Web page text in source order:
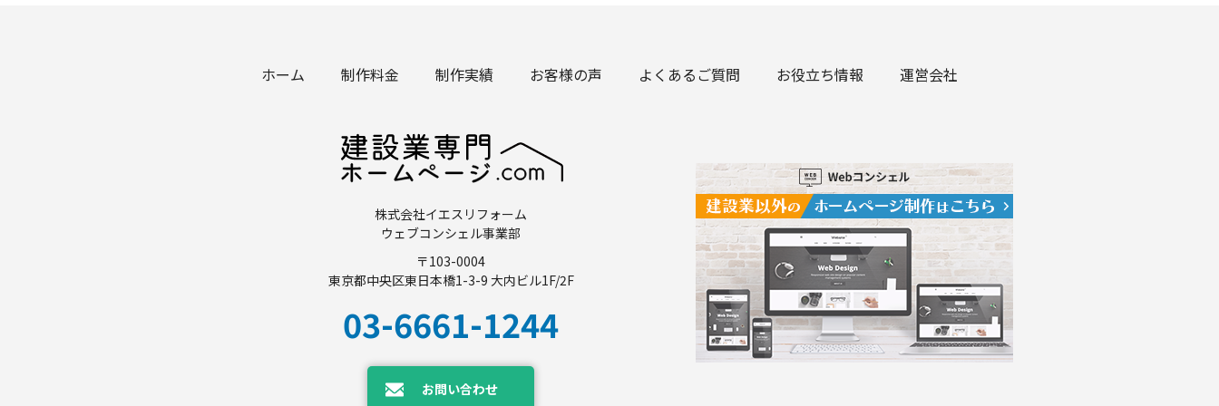
ホーム 制作料金 制作実績 お客様の声 よくあるご質問 お役立ち情報 運営会社
株式会社イエスリフォーム
ウェブコンシェル事業部
〒103-0004
東京都中央区東日本橋1-3-9 大内ビル1F/2F
03-6661-1244
お問い合わせ